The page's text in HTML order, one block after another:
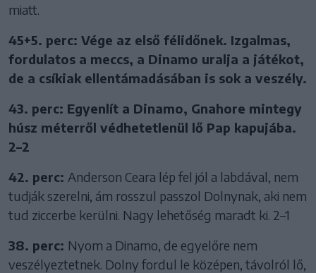
miatt.
45+5. perc: Vége az első félidőnek. Izgalmas,
fordulatos a meccs, a Dinamo uralja a játékot,
de a csíkiak ellentámadásában is sok a veszély.
43. perc: Egyenlít a Dinamo, Gnahore mintegy
húsz méterről védhetetlenül lő Pap kapujába.
2–2
42. perc: Anderson Ceara lép fel jól a labdával, nem
tudják szerelni, ám rosszul passzol Dolnynak, aki nem
tud ziccerbe kerülni. Nagy lehetőség maradt ki. 2–1
38. perc: Nyom a Dinamo, de egyelőre nem
veszélyeztetnek. Dolny fordul le középen, távolról lő,